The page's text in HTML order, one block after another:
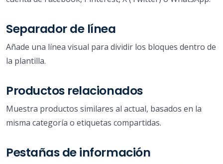
Separador de línea
Añade una línea visual para dividir los bloques dentro de
la plantilla.
Productos relacionados
Muestra productos similares al actual, basados en la
misma categoría o etiquetas compartidas.
Pestañas de información